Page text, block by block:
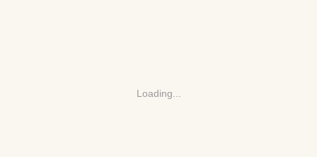
Loading...